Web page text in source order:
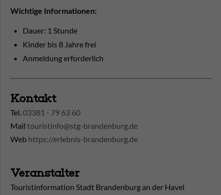
Wichtige Informationen:
Dauer: 1 Stunde
Kinder bis 8 Jahre frei
Anmeldung erforderlich
Kontakt
Tel.03381 - 79 63 60
Mail touristinfo@stg-brandenburg.de
Web https://erlebnis-brandenburg.de
Veranstalter
Touristinformation Stadt Brandenburg an der Havel